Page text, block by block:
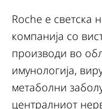
Roche е светска
компанија со
производи во
имунологија,
метаболни
централниот